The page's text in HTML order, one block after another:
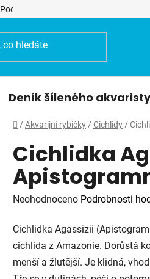
Podmínky ochrany osobních údajů
Deník šíleného akvaristy
Domů
/ Akvarijní rybičky / Cichlidy /
Cichlidka
Průměrné
produktu
je
0,0
Neohodnoceno Podrobnosti
Cichlidka Agassizii
cichlida z Amazonie. Dorůstá
menší a žlutější. Je klidná,